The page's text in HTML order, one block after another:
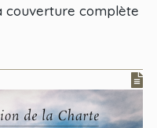
couverture complète